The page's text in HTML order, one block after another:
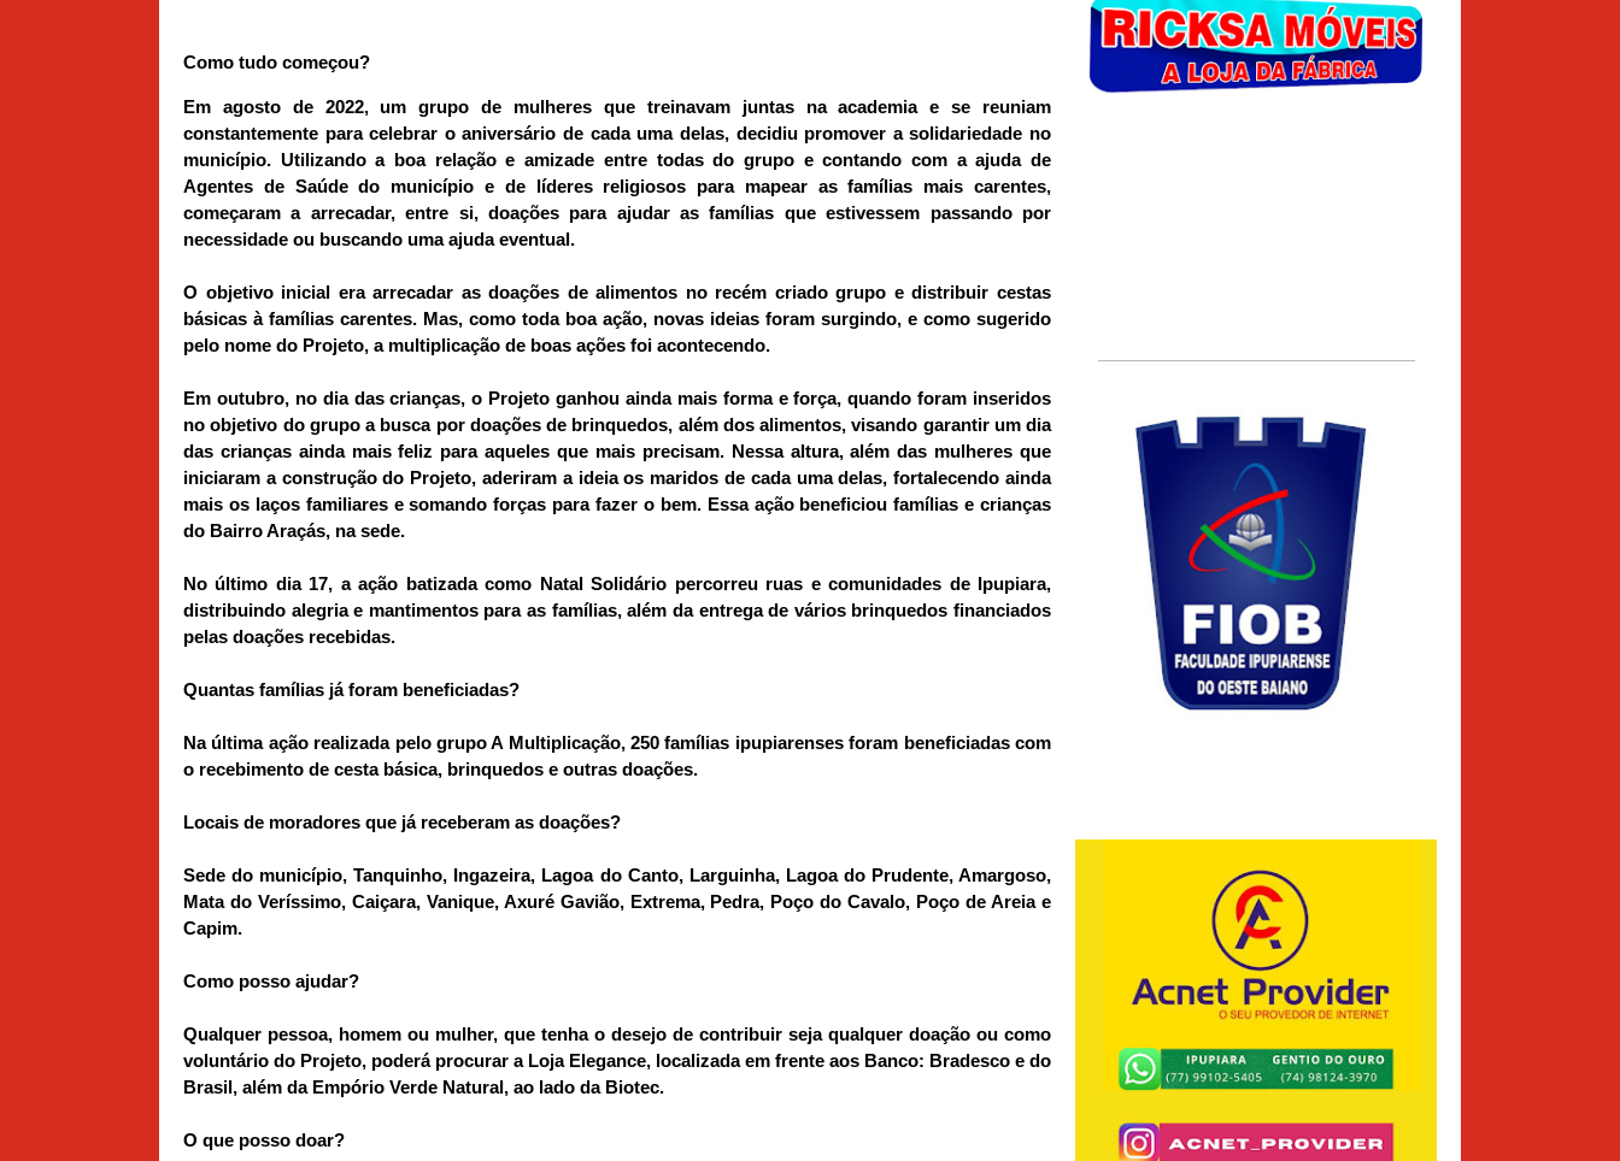
Como tudo começou?
Em agosto de 2022, um grupo de mulheres que treinavam juntas na academia e se reuniam
constantemente para celebrar o aniversário de cada uma delas, decidiu promover a solidariedade no
município. Utilizando a boa relação e amizade entre todas do grupo e contando com a ajuda de
Agentes de Saúde do município e de líderes religiosos para mapear as famílias mais carentes,
começaram a arrecadar, entre si, doações para ajudar as famílias que estivessem passando por
necessidade ou buscando uma ajuda eventual.
O objetivo inicial era arrecadar as doações de alimentos no recém criado grupo e distribuir cestas
básicas à famílias carentes. Mas, como toda boa ação, novas ideias foram surgindo, e como sugerido
pelo nome do Projeto, a multiplicação de boas ações foi acontecendo.
Em outubro, no dia das crianças, o Projeto ganhou ainda mais forma e força, quando foram inseridos
no objetivo do grupo a busca por doações de brinquedos, além dos alimentos, visando garantir um dia
das crianças ainda mais feliz para aqueles que mais precisam. Nessa altura, além das mulheres que
iniciaram a construção do Projeto, aderiram a ideia os maridos de cada uma delas, fortalecendo ainda
mais os laços familiares e somando forças para fazer o bem. Essa ação beneficiou famílias e crianças
do Bairro Araçás, na sede.
No último dia 17, a ação batizada como Natal Solidário percorreu ruas e comunidades de Ipupiara,
distribuindo alegria e mantimentos para as famílias, além da entrega de vários brinquedos financiados
pelas doações recebidas.
Quantas famílias já foram beneficiadas?
Na última ação realizada pelo grupo A Multiplicação, 250 famílias ipupiarenses foram beneficiadas com
o recebimento de cesta básica, brinquedos e outras doações.
Locais de moradores que já receberam as doações?
Sede do município, Tanquinho, Ingazeira, Lagoa do Canto, Larguinha, Lagoa do Prudente, Amargoso,
Mata do Veríssimo, Caiçara, Vanique, Axuré Gavião, Extrema, Pedra, Poço do Cavalo, Poço de Areia e
Capim.
Como posso ajudar?
Qualquer pessoa, homem ou mulher, que tenha o desejo de contribuir seja qualquer doação ou como
voluntário do Projeto, poderá procurar a Loja Elegance, localizada em frente aos Banco: Bradesco e do
Brasil, além da Empório Verde Natural, ao lado da Biotec.
O que posso doar?